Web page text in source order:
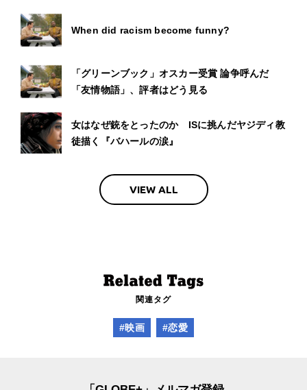
When did racism become funny?
「グリーンブック」オスカー受賞 論争呼んだ
「友情物語」、評者はどう見る
女はなぜ銃をとったのか ISに挑んだヤジディ教
徒描く『バハールの涙』
VIEW ALL
関連タグ
#映画 #恋愛